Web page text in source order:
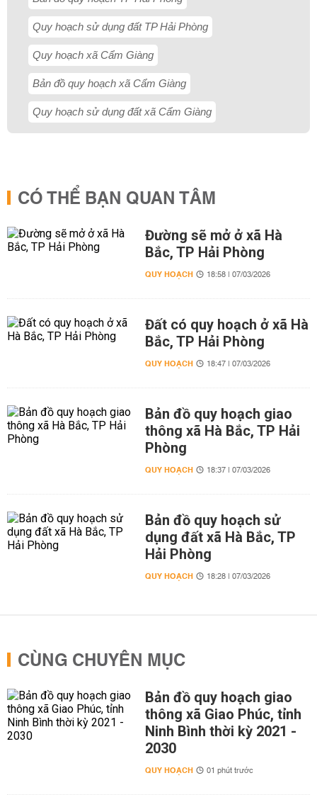
Quy hoạch sử dụng đất TP Hải Phòng
Quy hoạch xã Cẩm Giàng
Bản đồ quy hoạch xã Cẩm Giàng
Quy hoạch sử dụng đất xã Cẩm Giàng
CÓ THỂ BẠN QUAN TÂM
Đường sẽ mở ở xã Hà
Bắc, TP Hải Phòng
QUY HOẠCH 18:58 | 07/03/2026
Đất có quy hoạch ở xã Hà
Bắc, TP Hải Phòng
QUY HOẠCH 18:47 | 07/03/2026
Bản đồ quy hoạch giao
thông xã Hà Bắc, TP Hải
Phòng
QUY HOẠCH 18:37 | 07/03/2026
Bản đồ quy hoạch sử
dụng đất xã Hà Bắc, TP
Hải Phòng
QUY HOẠCH 18:28 | 07/03/2026
CÙNG CHUYÊN MỤC
Bản đồ quy hoạch giao
thông xã Giao Phúc, tỉnh
Ninh Bình thời kỳ 2021 -
2030
QUY HOẠCH 01 phút trước